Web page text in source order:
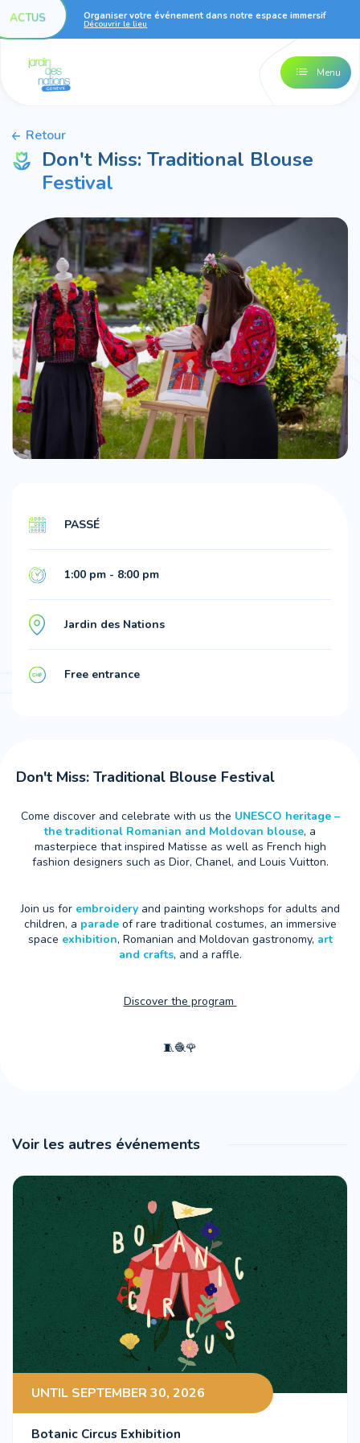
ACTUS Organiser votre événement dans notre espace immersif
Découvrir le lieu
Menu
Retour
Don't Miss: Traditional Blouse
Festival
PASSÉ
1:00 pm - 8:00 pm
Jardin des Nations
Free entrance
Don't Miss: Traditional Blouse Festival
Come discover and celebrate with us the UNESCO heritage –
the traditional Romanian and Moldovan blouse, a
masterpiece that inspired Matisse as well as French high
fashion designers such as Dior, Chanel, and Louis Vuitton.
Join us forembroidery and painting workshops for adults and
children, a parade of rare traditional costumes, an immersive
space exhibition, Romanian and Moldovan gastronomy, art
and crafts, and a raffle.
Discover the program
🧵🧶🌹
Voir les autres événements
UNTIL SEPTEMBER 30, 2026
Botanic Circus Exhibition